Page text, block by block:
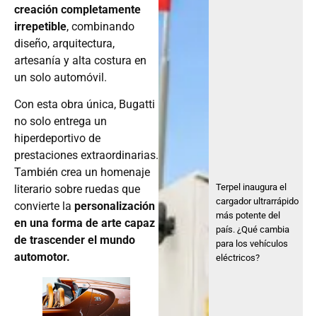
creación completamente
irrepetible, combinando
diseño, arquitectura,
artesanía y alta costura en
un solo automóvil.
Con esta obra única, Bugatti
no solo entrega un
hiperdeportivo de
prestaciones extraordinarias.
También crea un homenaje
literario sobre ruedas que
convierte la personalización
en una forma de arte capaz
de trascender el mundo
automotor.
Terpel inaugura el
cargador ultrarrápido
más potente del
país. ¿Qué cambia
para los vehículos
eléctricos?